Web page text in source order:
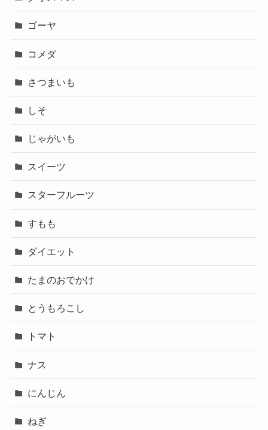
ゴーヤ
コメダ
さつまいも
しそ
じゃがいも
スイーツ
スターフルーツ
すもも
ダイエット
たまのおでかけ
とうもろこし
トマト
ナス
にんじん
ねぎ